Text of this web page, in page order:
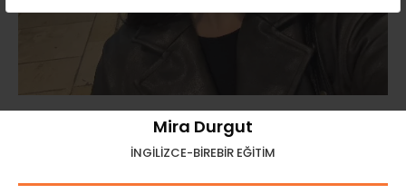
Mira Durgut
İNGİLİZCE-BİREBİR EĞİTİM